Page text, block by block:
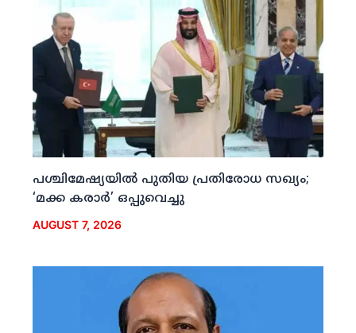
പശ്ചിമേഷ്യയില്‍ പുതിയ പ്രതിരോധ സഖ്യം;
‘മക്ക കരാര്‍’ ഒപ്പുവെച്ചു
AUGUST 7, 2026